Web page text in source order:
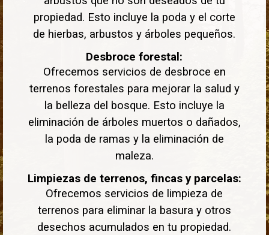
propiedad. Esto incluye la poda y el corte
de hierbas, arbustos y árboles pequeños.
Desbroce forestal:
Ofrecemos servicios de desbroce en
terrenos forestales para mejorar la salud y
la belleza del bosque. Esto incluye la
eliminación de árboles muertos o dañados,
la poda de ramas y la eliminación de
maleza.
Limpiezas de terrenos, fincas y parcelas:
Ofrecemos servicios de limpieza de
terrenos para eliminar la basura y otros
desechos acumulados en tu propiedad.